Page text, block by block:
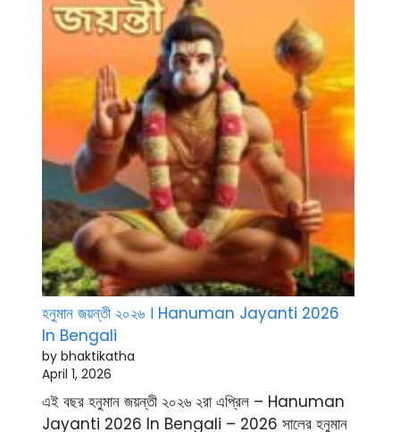
হনুমান জয়ন্তী ২০২৬ । Hanuman Jayanti 2026
In Bengali
by bhaktikatha
April 1, 2026
এই বছর হনুমান জয়ন্তী ২০২৬ ২রা এপ্রিল – Hanuman
Jayanti 2026 In Bengali – 2026 সালের হনুমান